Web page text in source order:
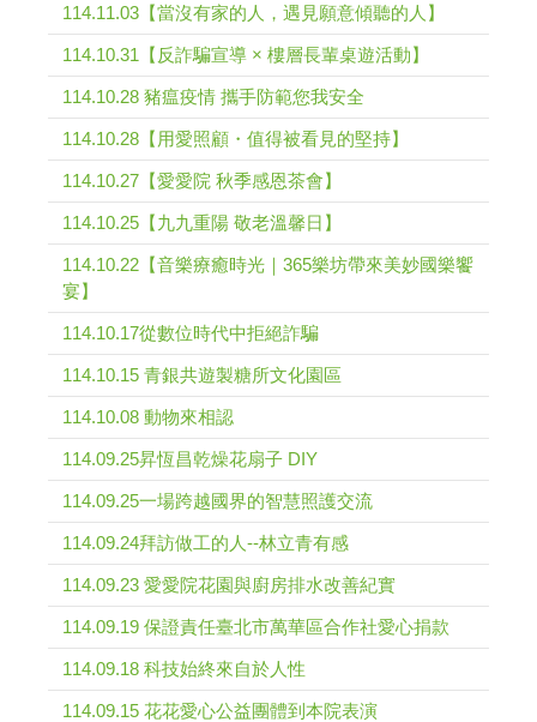
114.11.03【當沒有家的人，遇見願意傾聽的人】
114.10.31【反詐騙宣導 × 樓層長輩桌遊活動】
114.10.28 豬瘟疫情 攜手防範您我安全
114.10.28【用愛照顧・值得被看見的堅持】
114.10.27【愛愛院 秋季感恩茶會】
114.10.25【九九重陽 敬老溫馨日】
114.10.22【音樂療癒時光｜365樂坊帶來美妙國樂饗
宴】
114.10.17從數位時代中拒絕詐騙
114.10.15 青銀共遊製糖所文化園區
114.10.08 動物來相認
114.09.25昇恆昌乾燥花扇子 DIY
114.09.25一場跨越國界的智慧照護交流
114.09.24拜訪做工的人--林立青有感
114.09.23 愛愛院花園與廚房排水改善紀實
114.09.19 保證責任臺北市萬華區合作社愛心捐款
114.09.18 科技始終來自於人性
114.09.15 花花愛心公益團體到本院表演